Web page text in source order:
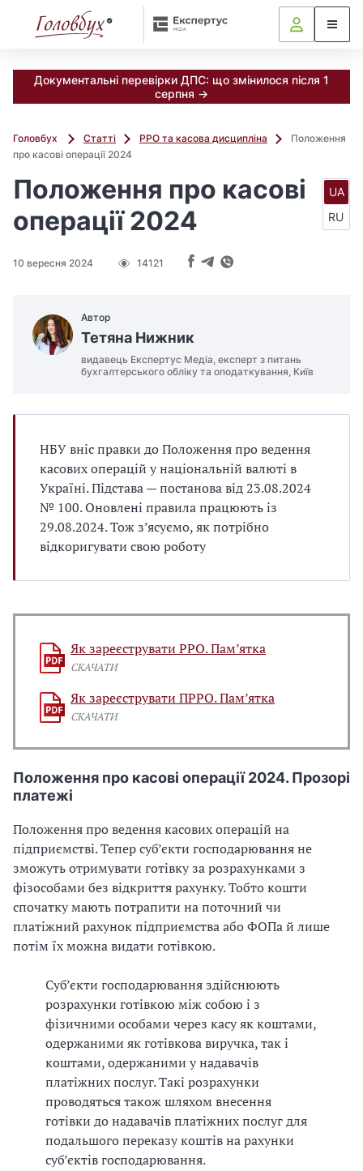
Документальні перевірки ДПС: що змінилося після 1
серпня →
Головбух Статті РРО та касова дисципліна
Положення
про касові операції 2024
Положення про касові
операції 2024
10 вересня 2024 14121
UA
RU
Автор
Тетяна Нижник
видавець Експертус Медіа, експерт з питань
бухгалтерського обліку та оподаткування, Київ
НБУ вніс правки до Положення про ведення
касових операцій у національній валюті в
Україні. Підстава — постанова від 23.08.2024
№ 100. Оновлені правила працюють із
29.08.2024. Тож з’ясуємо, як потрібно
відкоригувати свою роботу
Як зареєструвати РРО. Пам’ятка
СКАЧАТИ
Як зареєструвати ПРРО. Пам’ятка
СКАЧАТИ
Положення про касові операції 2024. Прозорі
платежі
Положення про ведення касових операцій на
підприємстві. Тепер суб’єкти господарювання не
зможуть отримувати готівку за розрахунками з
фізособами без відкриття рахунку. Тобто кошти
спочатку мають потрапити на поточний чи
платіжний рахунок підприємства або ФОПа й лише
потім їх можна видати готівкою.
Суб’єкти господарювання здійснюють
розрахунки готівкою між собою і з
фізичними особами через касу як коштами,
одержаними як готівкова виручка, так і
коштами, одержаними у надавачів
платіжних послуг. Такі розрахунки
проводяться також шляхом внесення
готівки до надавачів платіжних послуг для
подальшого переказу коштів на рахунки
суб’єктів господарювання.